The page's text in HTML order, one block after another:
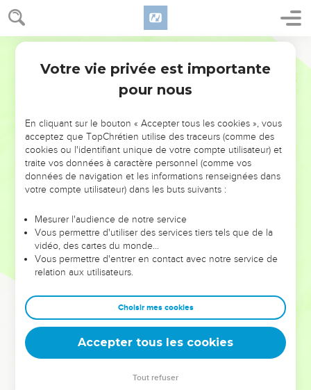
NE MANQUEZ PAS L’ÉVÉNEMENT
DE L’ANNÉE !
ET SI LEURS ERREURS POUVAIENT VOUS ÉVITER LES
VOTRES ?
leur foi ou leur vision. Mais on voit moins les doutes, les erreurs
et les saisons difficiles qu'ils ont traversés, alors même que ce
sont elles qui les ont façonnés.
Dans cette conférence, leaders, entrepreneurs, et responsables
clés pour avancer avec plus de sagesse afin que leurs erreurs
deviennent vos tremplins. Que vous guidiez un ministère, une
équipe, un groupe ou une famille, leur expérience est faite
Votre vie privée est importante
pour nous
En cliquant sur le bouton « Accepter tous les cookies », vous
acceptez que TopChrétien utilise des traceurs (comme des
cookies ou l'identifiant unique de votre compte utilisateur) et
traite vos données à caractère personnel (comme vos
données de navigation et les informations renseignées dans
votre compte utilisateur) dans les buts suivants :
Mesurer l'audience de notre service
Vous permettre d'utiliser des services tiers tels que de la
vidéo, des cartes du monde…
Vous permettre d'entrer en contact avec notre service de
relation aux utilisateurs.
Choisir mes cookies
Accepter tous les cookies
Tout refuser